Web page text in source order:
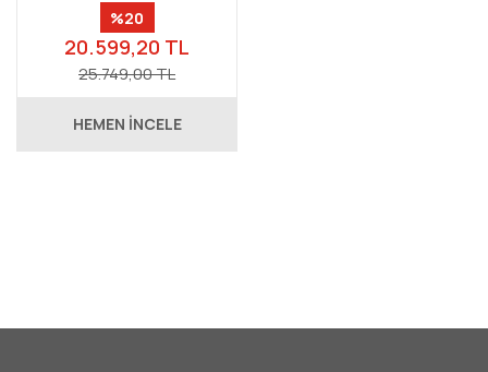
%20
20.599,20 TL
25.749,00 TL
HEMEN İNCELE